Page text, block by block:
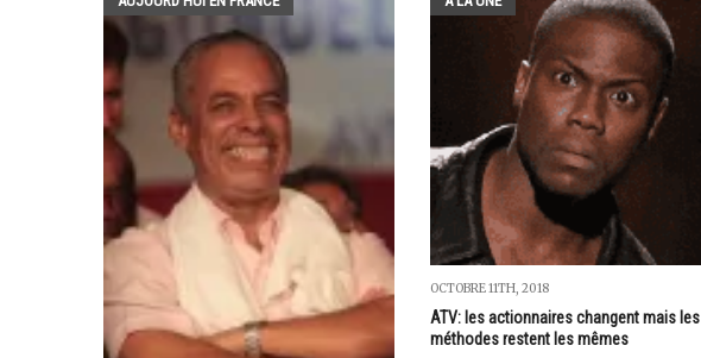
OCTOBRE 11TH, 2018
ATV: les actionnaires changent mais les
méthodes restent les mêmes